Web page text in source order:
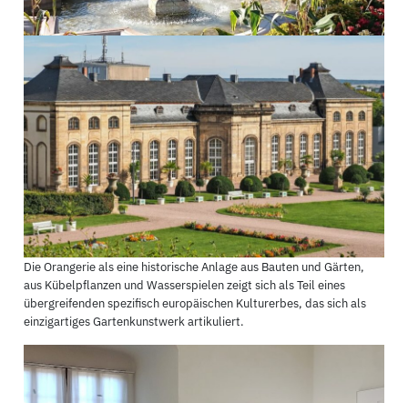
Die Orangerie als eine historische Anlage aus Bauten und Gärten,
aus Kübelpflanzen und Wasserspielen zeigt sich als Teil eines
übergreifenden spezifisch europäischen Kulturerbes, das sich als
einzigartiges Gartenkunstwerk artikuliert.